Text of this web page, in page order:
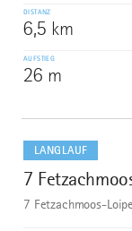
DISTANZ
6,5 km
AUFSTIEG
26 m
LANGLAUF
9
7
7 Fetzachmoos-
dazu